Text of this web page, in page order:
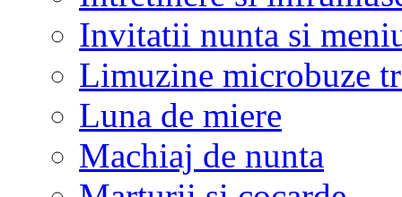
Invitatii nunta si
Limuzine microbuze
Luna de miere
Machiaj de nunta